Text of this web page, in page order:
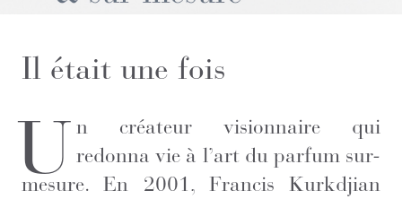
Il était une fois
U n créateur visionnaire qui
redonna vie à l’art du parfum sur-
mesure. En 2001, Francis Kurkdjian